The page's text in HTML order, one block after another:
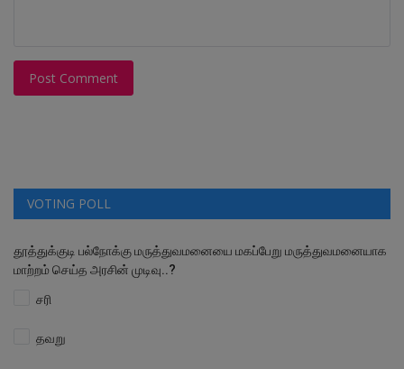
Post Comment
VOTING POLL
தூத்துக்குடி பல்நோக்கு மருத்துவமனையை மகப்பேறு மருத்துவமனையாக
மாற்றம் செய்த அரசின் முடிவு..?
சரி
தவறு